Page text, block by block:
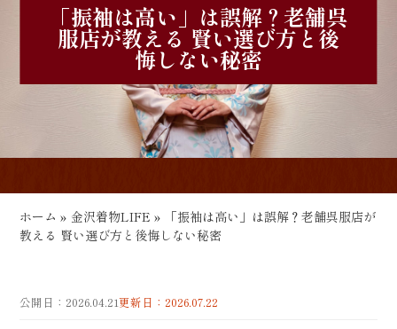
「振袖は高い」は誤解？老舗呉
服店が教える 賢い選び方と後
悔しない秘密
ホーム » 金沢着物LIFE »
「振袖は高い」は誤解？老舗呉服店が
教える 賢い選び方と後悔しない秘密
公開日：2026.04.21更新日：2026.07.22